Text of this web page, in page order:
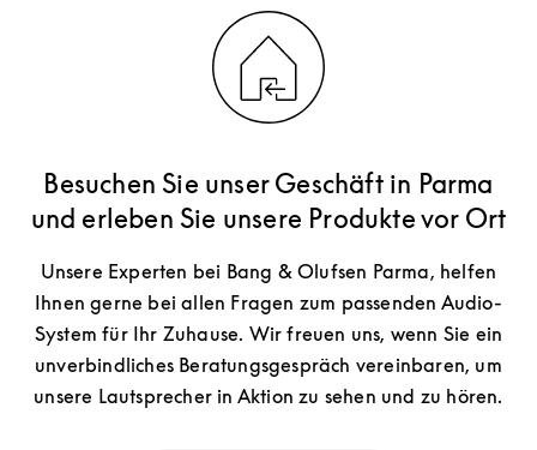
Besuchen Sie unser Geschäft in Parma
und erleben Sie unsere Produkte vor Ort
Unsere Experten bei Bang & Olufsen Parma, helfen
Ihnen gerne bei allen Fragen zum passenden Audio-
System für Ihr Zuhause. Wir freuen uns, wenn Sie ein
unverbindliches Beratungsgespräch vereinbaren, um
unsere Lautsprecher in Aktion zu sehen und zu hören.